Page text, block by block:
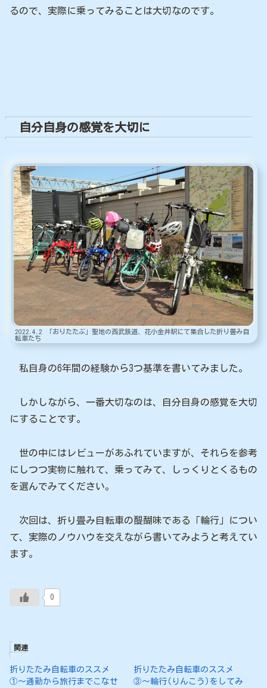
るので、実際に乗ってみることは大切なのです。
自分自身の感覚を大切に
2022.4.2 「おりたたぶ」聖地の西武鉄道、花小金井駅にて集合した折り畳み自
転車たち
私自身の6年間の経験から3つ基準を書いてみました。
しかしながら、一番大切なのは、自分自身の感覚を大切
にすることです。
世の中にはレビューがあふれていますが、それらを参考
にしつつ実物に触れて、乗ってみて、しっくりとくるもの
を選んでみてください。
次回は、折り畳み自転車の醍醐味である「輪行」につい
て、実際のノウハウを交えながら書いてみようと考えてい
ます。
0
関連
折りたたみ自転車のススメ
①〜通勤から旅行までこなせ
折りたたみ自転車のススメ
③〜輪行(りんこう)をしてみ